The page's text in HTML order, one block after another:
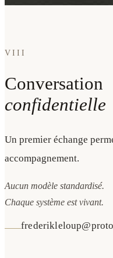
VIII
Conversation
confidentielle
Un premier échange
accompagnement.
Aucun modèle standardisé.
Chaque système est vivant.